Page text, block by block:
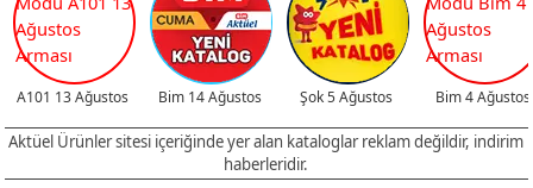
A101 13 Ağustos Bim 14 Ağustos Şok 5 Ağustos Bim 4 Ağustos
Aktüel Ürünler sitesi içeriğinde yer alan kataloglar reklam değildir, indirim
haberleridir.